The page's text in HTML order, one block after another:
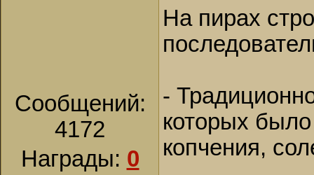
Сообщений:
4172
Награды: 0
На пирах
-
которых
копчения,